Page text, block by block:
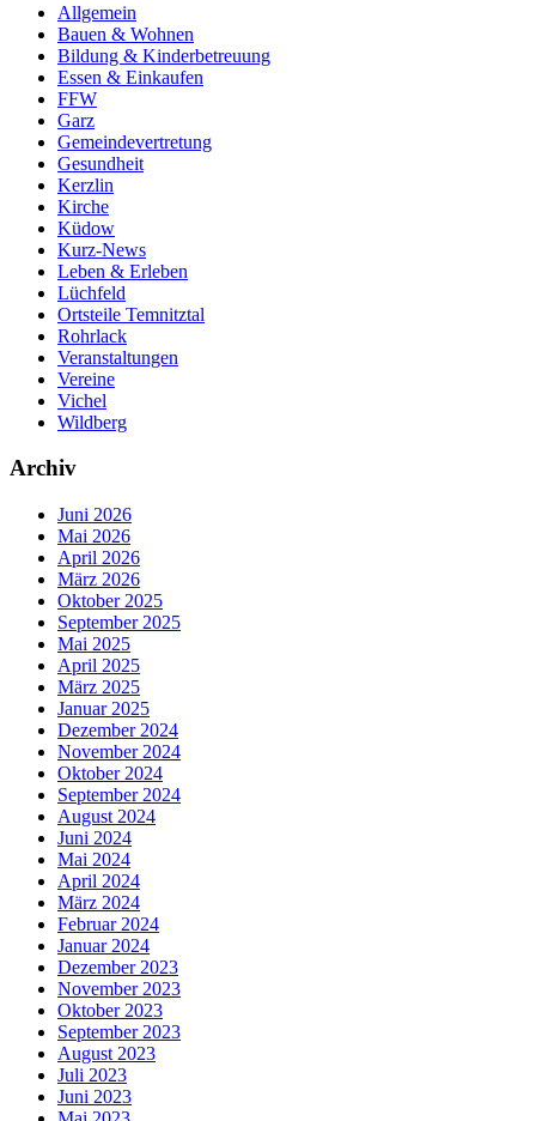
Allgemein
Bauen & Wohnen
Bildung & Kinderbetreuung
Essen & Einkaufen
FFW
Garz
Gemeindevertretung
Gesundheit
Kerzlin
Kirche
Küdow
Kurz-News
Leben & Erleben
Lüchfeld
Ortsteile Temnitztal
Rohrlack
Veranstaltungen
Vereine
Vichel
Wildberg
Archiv
Juni 2026
Mai 2026
April 2026
März 2026
Oktober 2025
September 2025
Mai 2025
April 2025
März 2025
Januar 2025
Dezember 2024
November 2024
Oktober 2024
September 2024
August 2024
Juni 2024
Mai 2024
April 2024
März 2024
Februar 2024
Januar 2024
Dezember 2023
November 2023
Oktober 2023
September 2023
August 2023
Juli 2023
Juni 2023